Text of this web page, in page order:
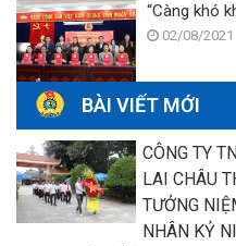
“Càng khó
02/08/2021
BÀI VIẾT MỚI
CÔNG TY
LAI CHÂU
TƯỞNG
NHÂN KỶ